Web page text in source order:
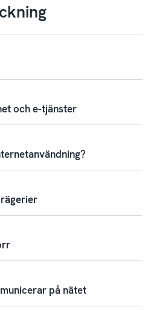
och e-tjänster
på nätet